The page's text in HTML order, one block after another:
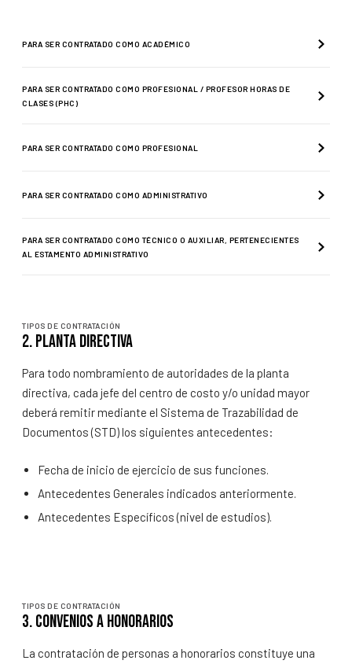
PARA SER CONTRATADO COMO ACADÉMICO
PARA SER CONTRATADO COMO PROFESIONAL / PROFESOR HORAS DE
CLASES (PHC)
PARA SER CONTRATADO COMO PROFESIONAL
PARA SER CONTRATADO COMO ADMINISTRATIVO
PARA SER CONTRATADO COMO TÉCNICO O AUXILIAR, PERTENECIENTES
AL ESTAMENTO ADMINISTRATIVO
TIPOS DE CONTRATACIÓN
2. Planta Directiva
Para todo nombramiento de autoridades de la planta
directiva, cada jefe del centro de costo y/o unidad mayor
deberá remitir mediante el Sistema de Trazabilidad de
Documentos (STD) los siguientes antecedentes:
Fecha de inicio de ejercicio de sus funciones.
Antecedentes Generales indicados anteriormente.
Antecedentes Específicos (nivel de estudios).
TIPOS DE CONTRATACIÓN
3. Convenios a honorarios
La contratación de personas a honorarios constituye una